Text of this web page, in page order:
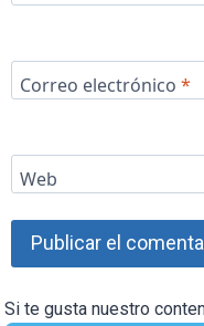
Correo electrónico *
Web
Si te gusta nuestro